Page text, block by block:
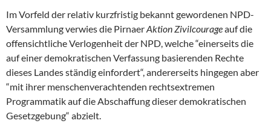
Im Vorfeld der relativ kurzfristig bekannt gewordenen NPD-
Versammlung verwies die PirnaerAktion Zivilcourageauf die
offensichtliche Verlogenheit der NPD, welche “einerseits die
auf einer demokratischen Verfassung basierenden Rechte
dieses Landes ständig einfordert“, andererseits hingegen aber
“mit ihrer menschenverachtenden rechtsextremen
Programmatik auf die Abschaffung dieser demokratischen
Gesetzgebung“ abzielt.